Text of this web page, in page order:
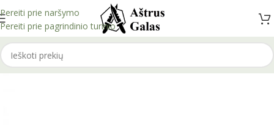
Pereiti prie naršymo
Pereiti prie pagrindinio turinio